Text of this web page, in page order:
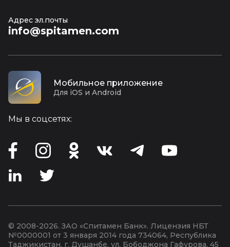
Адрес эл.почты
info@spitamen.com
Мобильное приложение
Для iOS и Android
Мы в соцсетях:
© 2008-2026. ЗАО «Спитамен Банк». Лицензия НБТ
№0000001 от 3 января 2014 года 734064, Республика
Таджикистан, г. Душанбе, ул. Бободжона Гафурова, 45